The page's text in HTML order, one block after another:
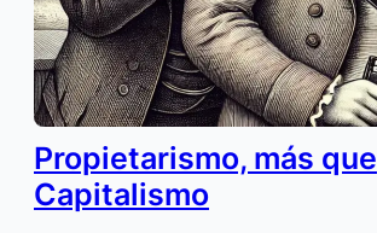
Propietarismo, más que
Capitalismo